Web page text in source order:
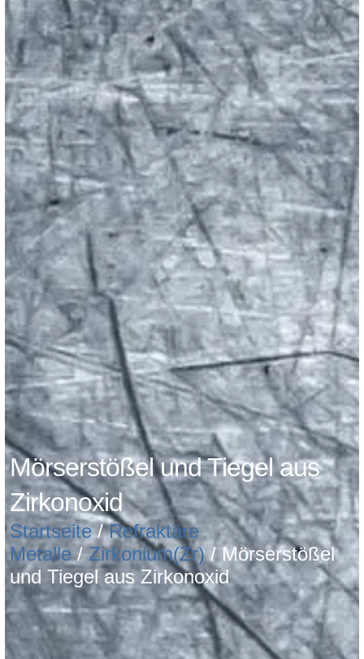
Mörserstößel und Tiegel aus
Zirkonoxid
Startseite/Refraktäre
Metalle/Zirkonium(Zr)/ Mörserstößel
und Tiegel aus Zirkonoxid